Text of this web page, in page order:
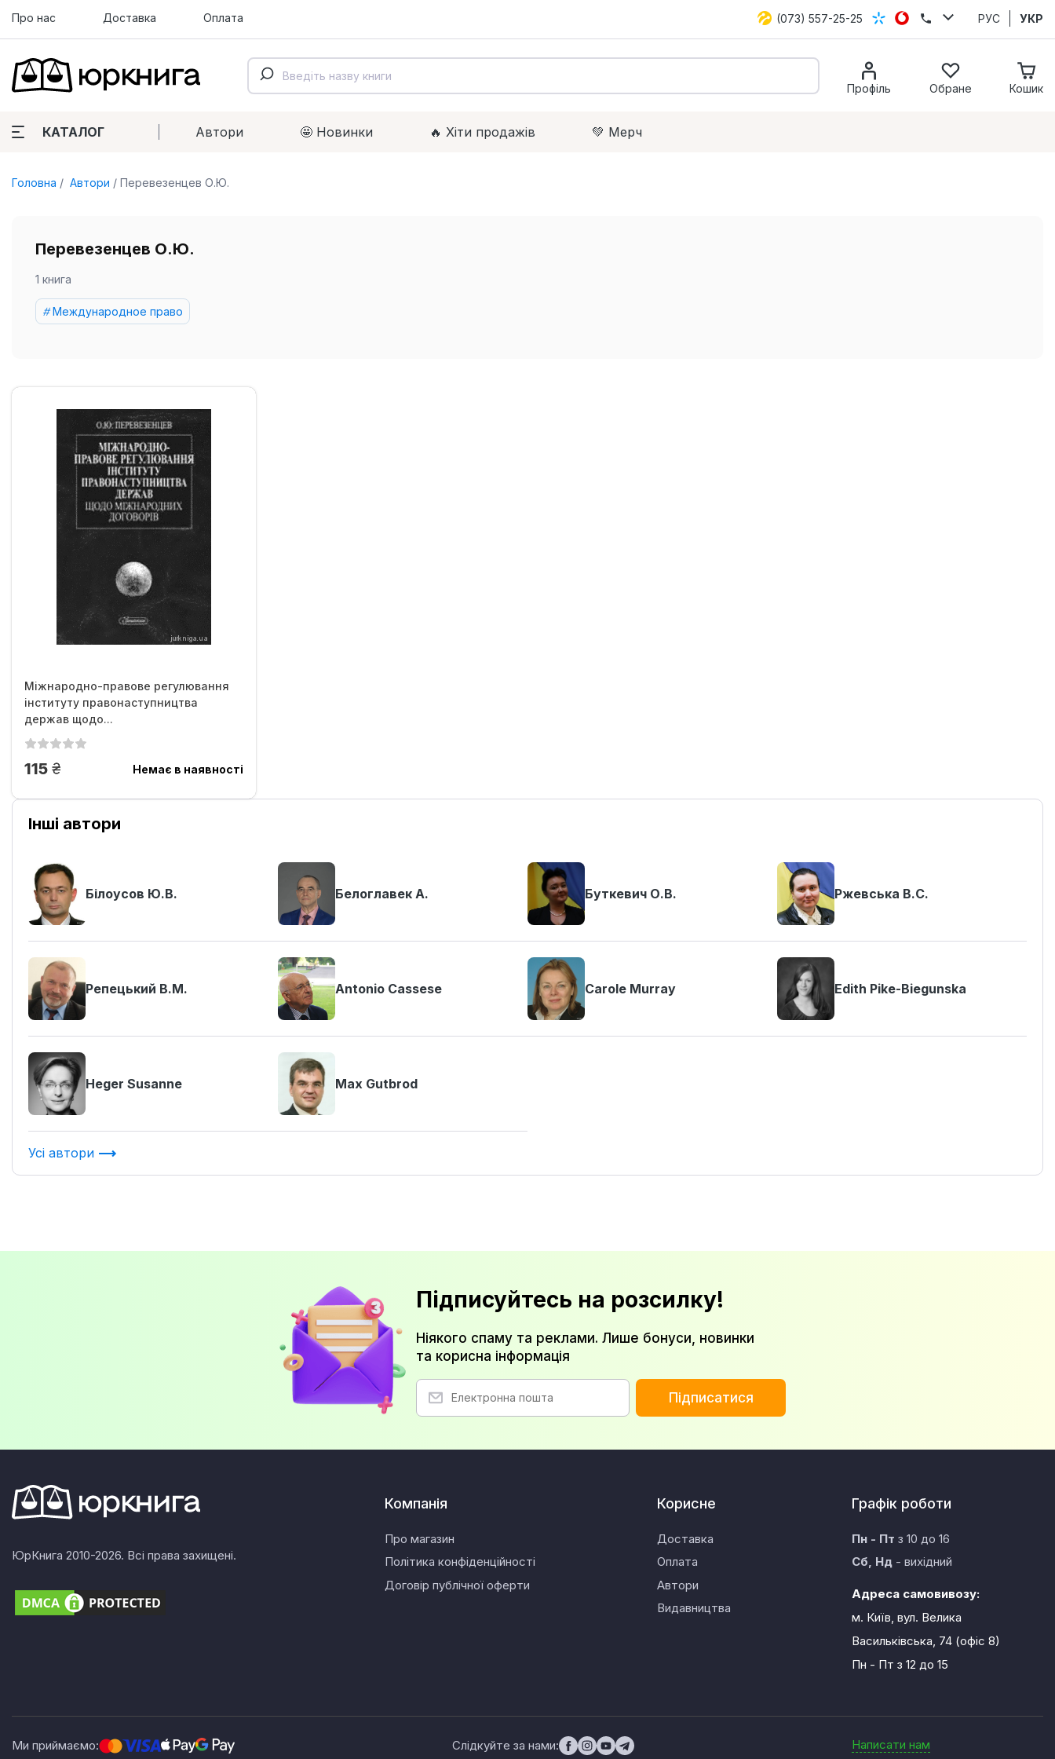
Про нас Доставка Оплата (073) 557-25-25 РУС УКР
Профіль Обране Кошик
КАТАЛОГ Автори 🤩 Новинки 🔥 Xіти продажів 💚 Мерч
Головна Автори Перевезенцев О.Ю.
Перевезенцев О.Ю.
1 книга
Международное право
Міжнародно-правове регулювання
інституту правонаступництва
держав щодо...
115 грн. Немає в наявності
Інші автори
Білоусов Ю.В. Белоглавек А. Буткевич О.В. Ржевська В.С.
Репецький В.М. Antonio Cassese Carole Murray Edith Pike-Biegunska
Heger Susanne Max Gutbrod
Усі автори
Підписуйтесь на розсилку!
Ніякого спаму та реклами. Лише бонуси, новинки
та корисна інформація
Підписатися
ЮрКнига 2010-2026. Всі права захищені.
Компанія
Про магазин
Політика конфіденційності
Договір публічної оферти
Корисне
Доставка
Оплата
Автори
Видавництва
Графік роботи
Пн - Пт з 10 до 16
Сб, Нд- вихідний
Адреса самовивозу:
м. Київ, вул. Велика
Васильківська, 74 (офіс 8)
Пн - Пт з 12 до 15
Ми приймаємо: Слідкуйте за нами: Написати нам